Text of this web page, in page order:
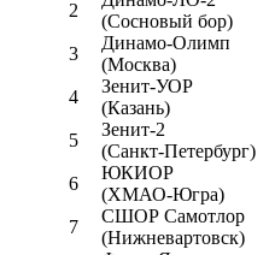
2
(Сосновый бор)
3
Динамо-Олимп
(Москва)
4
Зенит-УОР
(Казань)
5
Зенит-2
(Санкт-Петербург)
6
ЮКИОР
(ХМАО-Югра)
7
СШОР Самотлор
(Нижневартовск)